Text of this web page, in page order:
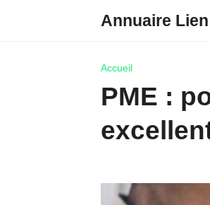
Annuaire Lien
Accueil
PME :